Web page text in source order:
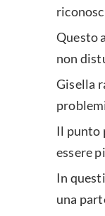
Questo
non
Gisella
Il punto
essere
In
una